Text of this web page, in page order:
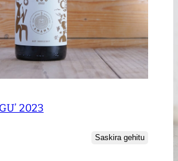
2023
Saskira gehitu